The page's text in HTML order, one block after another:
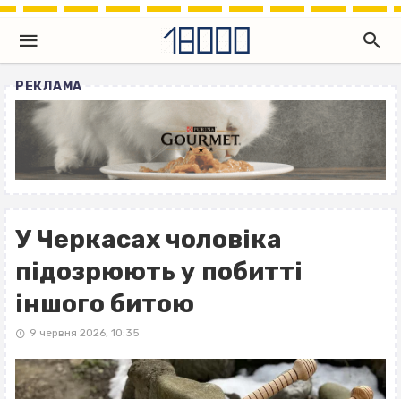
РЕКЛАМА
У Черкасах чоловіка
підозрюють у побитті
іншого битою
9 червня 2026, 10:35